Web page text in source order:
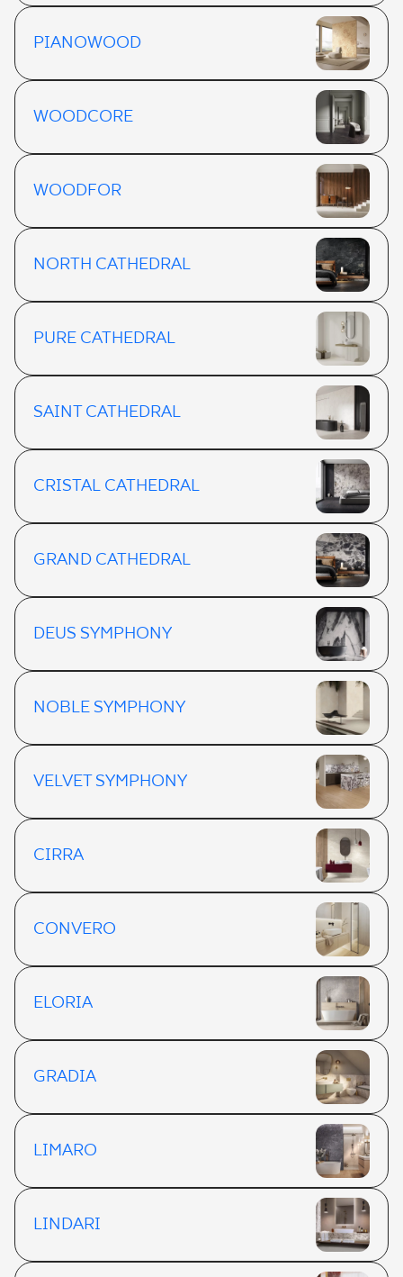
PIANOWOOD
WOODCORE
WOODFOR
NORTH CATHEDRAL
PURE CATHEDRAL
SAINT CATHEDRAL
CRISTAL CATHEDRAL
GRAND CATHEDRAL
DEUS SYMPHONY
NOBLE SYMPHONY
VELVET SYMPHONY
CIRRA
CONVERO
ELORIA
GRADIA
LIMARO
LINDARI